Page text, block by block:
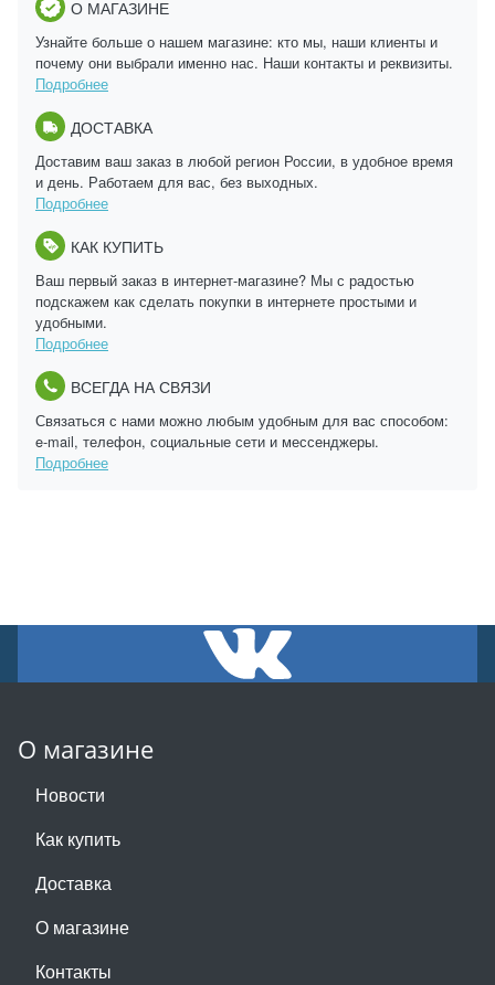
О МАГАЗИНЕ
Узнайте больше о нашем магазине: кто мы, наши клиенты и
почему они выбрали именно нас. Наши контакты и реквизиты.
Подробнее
ДОСТАВКА
Доставим ваш заказ в любой регион России, в удобное время
и день. Работаем для вас, без выходных.
Подробнее
КАК КУПИТЬ
Ваш первый заказ в интернет-магазине? Мы с радостью
подскажем как сделать покупки в интернете простыми и
удобными.
Подробнее
ВСЕГДА НА СВЯЗИ
Связаться с нами можно любым удобным для вас способом:
e-mail, телефон, социальные сети и мессенджеры.
Подробнее
О магазине
Новости
Как купить
Доставка
О магазине
Контакты